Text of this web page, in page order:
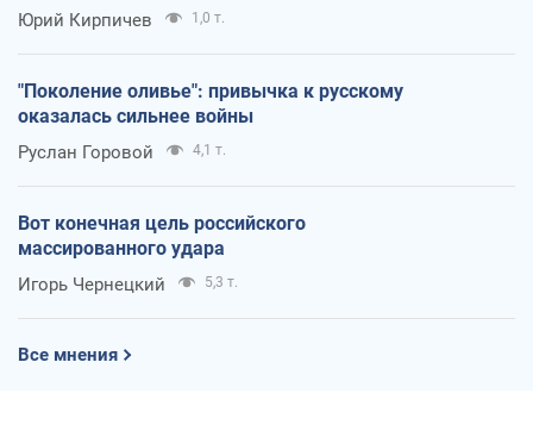
Юрий Кирпичев 1,0 т.
"Поколение оливье": привычка к русскому
оказалась сильнее войны
Руслан Горовой 4,1 т.
Вот конечная цель российского
массированного удара
Игорь Чернецкий 5,3 т.
Все мнения